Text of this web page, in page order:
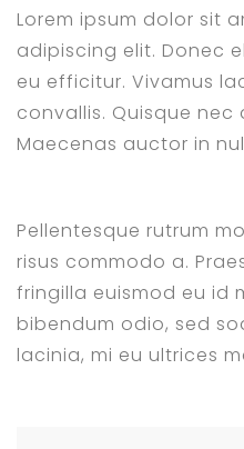
Lorem ipsum dolor sit
adipiscing elit. Donec
eu efficitur. Vivamus
convallis. Quisque nec
Maecenas auctor in
Pellentesque rutrum
risus commodo a.
fringilla euismod eu id
bibendum odio, sed
lacinia, mi eu ultrices